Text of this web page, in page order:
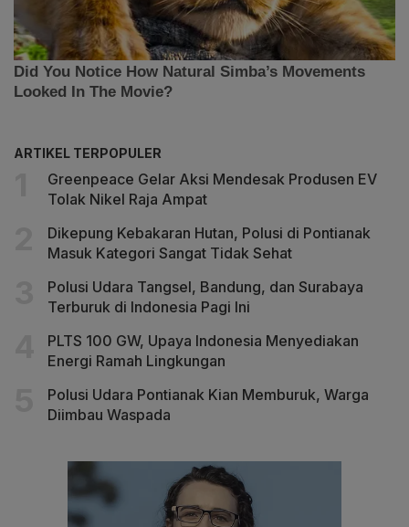
ARTIKEL TERPOPULER
Greenpeace Gelar Aksi Mendesak Produsen EV
Tolak Nikel Raja Ampat
Dikepung Kebakaran Hutan, Polusi di Pontianak
Masuk Kategori Sangat Tidak Sehat
Polusi Udara Tangsel, Bandung, dan Surabaya
Terburuk di Indonesia Pagi Ini
PLTS 100 GW, Upaya Indonesia Menyediakan
Energi Ramah Lingkungan
Polusi Udara Pontianak Kian Memburuk, Warga
Diimbau Waspada